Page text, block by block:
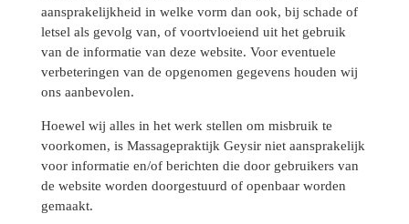
aansprakelijkheid in welke vorm dan ook, bij schade of
letsel als gevolg van, of voortvloeiend uit het gebruik
van de informatie van deze website. Voor eventuele
verbeteringen van de opgenomen gegevens houden wij
ons aanbevolen.
Hoewel wij alles in het werk stellen om misbruik te
voorkomen, is Massagepraktijk Geysir niet aansprakelijk
voor informatie en/of berichten die door gebruikers van
de website worden doorgestuurd of openbaar worden
gemaakt.